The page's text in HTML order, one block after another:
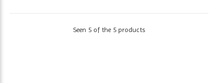
Seen 5 of the 5 products